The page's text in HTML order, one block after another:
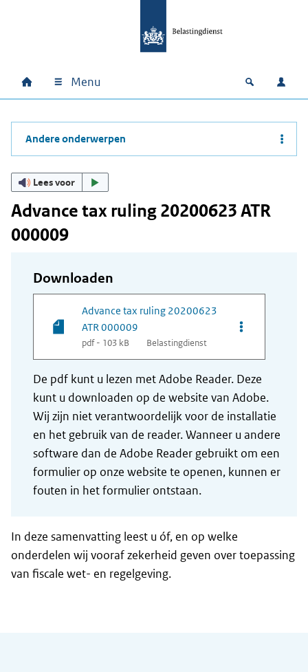
Hoofdnavigatie
Home Menu Open
Andere onderwerpen
Lees voor
Advance tax ruling 20200623 ATR
000009
Downloaden
Advance tax ruling 20200623
ATR 000009
pdf - 103 kB Belastingdienst
Opties van
De pdf kunt u lezen met Adobe Reader. Deze
kunt u downloaden op de website van Adobe.
Wij zijn niet verantwoordelijk voor de installatie
en het gebruik van de reader. Wanneer u andere
software dan de Adobe Reader gebruikt om een
formulier op onze website te openen, kunnen er
fouten in het formulier ontstaan.
In deze samenvatting leest u óf, en op welke
onderdelen wij vooraf zekerheid geven over toepassing
van fiscale wet- en regelgeving.